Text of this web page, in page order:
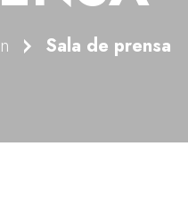
Sala de prensa